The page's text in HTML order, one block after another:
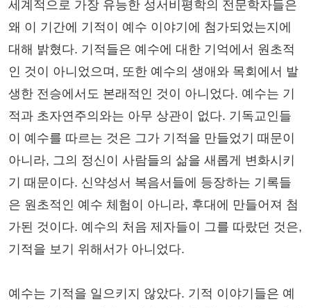
세계적으로 가장 유능한 성서비평학의 전문학자들은
왜 이 기간에 기적이 예수 이야기에 첨가되었는지에
대해 밝혔다. 기적들은 예수에 대한 기억에서 원초적
인 것이 아니었으며, 또한 예수의 생애와 목회에서 발
생한 전승에서도 본래적인 것이 아니었다. 예수는 기
적과 초자연주의와는 아무 상관이 없다. 기독교인들
이 예수를 따르는 것은 그가 기적을 만들었기 때문이
아니라, 그의 정신이 사람들의 삶을 새롭게 변화시키
기 때문이다. 신약성서 복음서들에 등장하는 기록들
은 원초적인 예수 체험이 아니라, 후대에 만들어져 첨
가된 것이다. 예수의 처음 제자들이 그를 따랐던 것은,
기적을 보기 위해서가 아니었다.
예수는 기적을 일으키지 않았다. 기적 이야기들은 예